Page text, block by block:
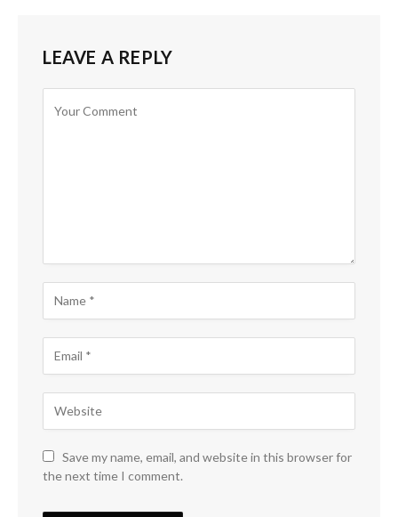
LEAVE A REPLY
Save my name, email, and website in this browser for
the next time I comment.